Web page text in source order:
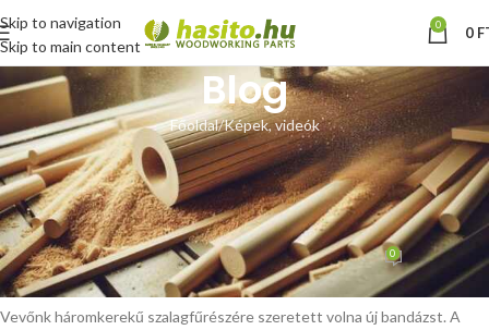
Skip to navigation
Skip to main content
0 0
Blog
Főoldal Képek, videók
KÉPEK, VIDEÓK
Poliuretán szalagfűrészkerék
bandázs felszerelve
Hoffmann ZsoltBe szeptember 24, 2025 0
Vevőnk háromkerekű szalagfűrészére szeretett volna új bandázst. A